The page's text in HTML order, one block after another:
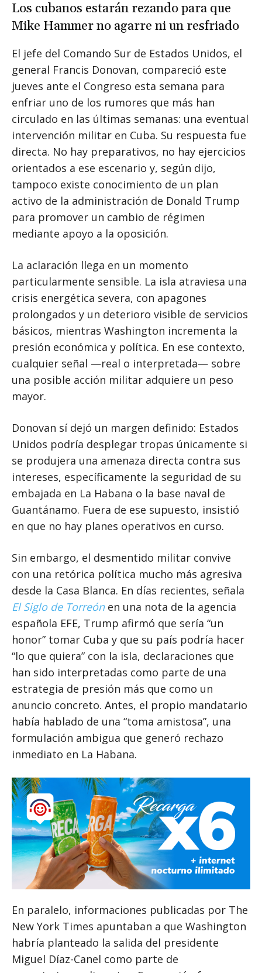
Los cubanos estarán rezando para que
Mike Hammer no agarre ni un resfriado
El jefe del Comando Sur de Estados Unidos, el
general Francis Donovan, compareció este
jueves ante el Congreso esta semana para
enfriar uno de los rumores que más han
circulado en las últimas semanas: una eventual
intervención militar en Cuba. Su respuesta fue
directa. No hay preparativos, no hay ejercicios
orientados a ese escenario y, según dijo,
tampoco existe conocimiento de un plan
activo de la administración de Donald Trump
para promover un cambio de régimen
mediante apoyo a la oposición.
La aclaración llega en un momento
particularmente sensible. La isla atraviesa una
crisis energética severa, con apagones
prolongados y un deterioro visible de servicios
básicos, mientras Washington incrementa la
presión económica y política. En ese contexto,
cualquier señal —real o interpretada— sobre
una posible acción militar adquiere un peso
mayor.
Donovan sí dejó un margen definido: Estados
Unidos podría desplegar tropas únicamente si
se produjera una amenaza directa contra sus
intereses, específicamente la seguridad de su
embajada en La Habana o la base naval de
Guantánamo. Fuera de ese supuesto, insistió
en que no hay planes operativos en curso.
Sin embargo, el desmentido militar convive
con una retórica política mucho más agresiva
desde la Casa Blanca. En días recientes, señala
El Siglo de Torreón en una nota de la agencia
española EFE, Trump afirmó que sería “un
honor” tomar Cuba y que su país podría hacer
“lo que quiera” con la isla, declaraciones que
han sido interpretadas como parte de una
estrategia de presión más que como un
anuncio concreto. Antes, el propio mandatario
había hablado de una “toma amistosa”, una
formulación ambigua que generó rechazo
inmediato en La Habana.
En paralelo, informaciones publicadas por The
New York Times apuntaban a que Washington
habría planteado la salida del presidente
Miguel Díaz-Canel como parte de